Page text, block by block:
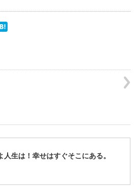
人生は！幸せはすぐそこにある。